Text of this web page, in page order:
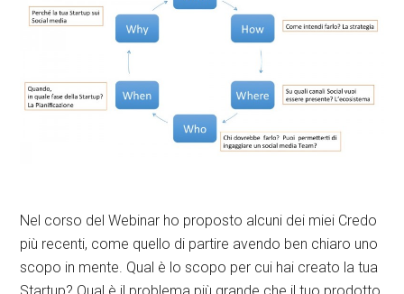
Nel corso del Webinar ho proposto alcuni dei miei Credo
più recenti, come quello di partire avendo ben chiaro uno
scopo in mente. Qual è lo scopo per cui hai creato la tua